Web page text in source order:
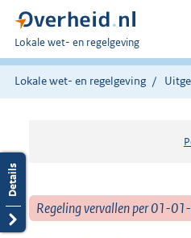
U
bent
hier:
Lokale wet- en regelgeving
Lokale wet- en regelgeving
Regeling vervallen per 01-